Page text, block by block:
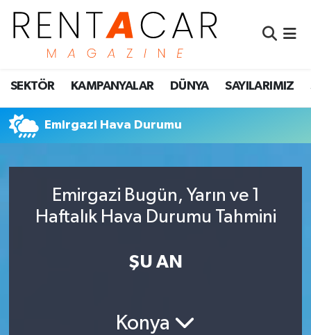
SEKTÖR KAMPANYALAR DÜNYA SAYILARIMIZ
Emirgazi Hava Durumu
Emirgazi Bugün, Yarın ve 1
Haftalık Hava Durumu Tahmini
ŞU AN
Konya
İstanbul Nöbetçi Eczaneler
İstanbul Hava Durumu
İstanbul Namaz Vakitleri
Süper Lig Puan Durumu ve Fikstür
Son Dakika Haberleri